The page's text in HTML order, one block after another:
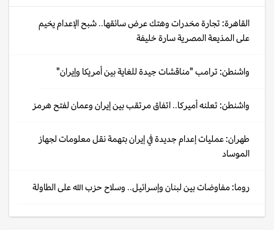
القاهرة: تجارة مخدرات وهتك عرض سائقها.. شبح الإعدام يخيم
على المذيعة المصرية سارة خليفة
واشنطن: ترامب "مناقشات جيدة للغاية بين أمريكا وإيران"
واشنطن: تعلنه أميركا.. اتفاق مرتقب بين إيران وعمان لفتح هرمز
طهران: عمليات إعدام جديدة في إيران بتهمة نقل معلومات لجهاز
الموساد
روما: مفاوضات بين لبنان وإسرائيل.. وسلاح حزب الله على الطاولة